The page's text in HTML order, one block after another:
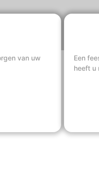
van uw
Een
heeft u